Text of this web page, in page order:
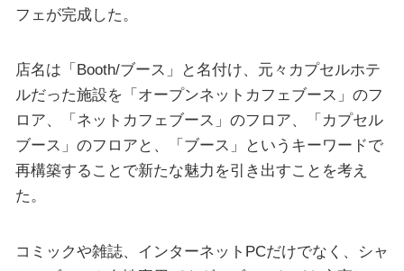
フェが完成した。
店名は「Booth/ブース」と名付け、元々カプセルホテ
ルだった施設を「オープンネットカフェブース」のフ
ロア、「ネットカフェブース」のフロア、「カプセル
ブース」のフロアと、「ブース」というキーワードで
再構築することで新たな魅力を引き出すことを考え
た。
コミックや雑誌、インターネットPCだけでなく、シャ